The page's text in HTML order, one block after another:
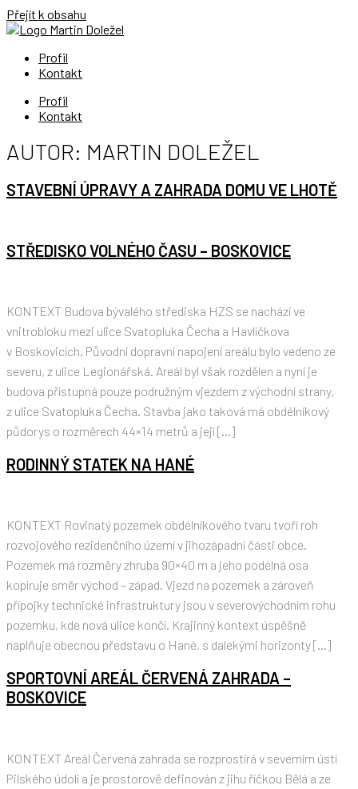
Přejít k obsahu
Profil
Kontakt
Profil
Kontakt
AUTOR: MARTIN DOLEŽEL
STAVEBNÍ ÚPRAVY A ZAHRADA DOMU VE LHOTĚ
STŘEDISKO VOLNÉHO ČASU – BOSKOVICE
KONTEXT Budova bývalého střediska HZS se nachází ve
vnitrobloku mezi ulice Svatopluka Čecha a Havlíčkova
v Boskovicích. Původní dopravní napojení areálu bylo vedeno ze
severu, z ulice Legionářská. Areál byl však rozdělen a nyní je
budova přístupná pouze podružným vjezdem z východní strany,
z ulice Svatopluka Čecha. Stavba jako taková má obdélníkový
půdorys o rozměrech 44×14 metrů a její […]
RODINNÝ STATEK NA HANÉ
KONTEXT Rovinatý pozemek obdélníkového tvaru tvoří roh
rozvojového rezidenčního území v jihozápadní části obce.
Pozemek má rozměry zhruba 90×40 m a jeho podélná osa
kopíruje směr východ – západ. Vjezd na pozemek a zároveň
přípojky technické infrastruktury jsou v severovýchodním rohu
pozemku, kde nová ulice končí. Krajinný kontext úspěšně
naplňuje obecnou představu o Hané, s dalekými horizonty […]
SPORTOVNÍ AREÁL ČERVENÁ ZAHRADA –
BOSKOVICE
KONTEXT Areál Červená zahrada se rozprostírá v severním ústí
Pilského údolí a je prostorově definován z jihu říčkou Bělá a ze